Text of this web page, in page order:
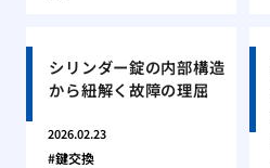
シリンダー錠の内部構造
から紐解く故障の理屈
2026.02.23
鍵交換